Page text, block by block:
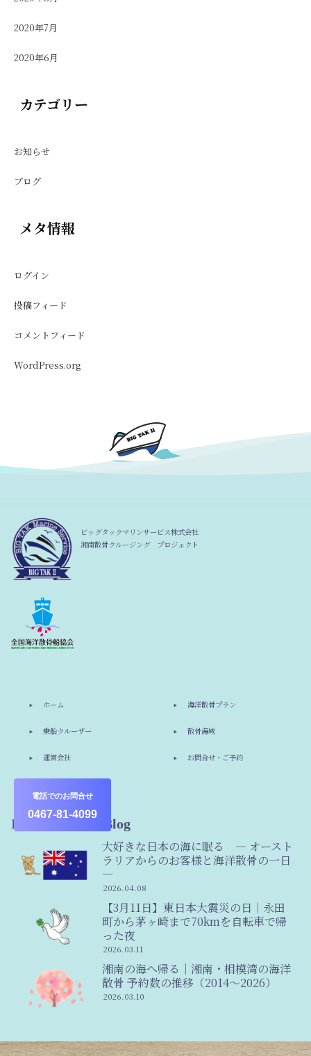
電話でのお問合せ
0467-81-4099
2020年7月
2020年6月
カテゴリー
お知らせ
ブログ
メタ情報
ログイン
投稿フィード
コメントフィード
WordPress.org
ビッグタックマリンサービス株式会社
湘南散骨クルージング プロジェクト
ホーム 海洋散骨プラン
乗船クルーザー 散骨海域
運営会社 お問合せ・ご予約
Information & Blog
大好きな日本の海に眠る ― オースト
ラリアからのお客様と海洋散骨の一日
―
2026.04.08
【3月11日】東日本大震災の日｜永田
町から茅ヶ崎まで70kmを自転車で帰
った夜
2026.03.11
湘南の海へ帰る｜湘南・相模湾の海洋
散骨 予約数の推移（2014〜2026）
2026.03.10